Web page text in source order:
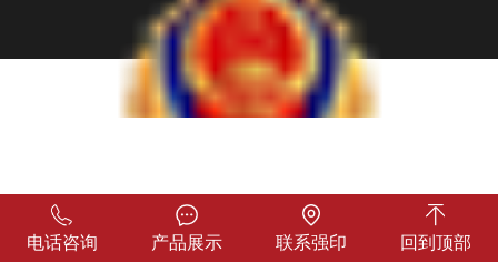
冀公网安备 13022902000286号
电话咨询 产品展示 联系强印 回到顶部